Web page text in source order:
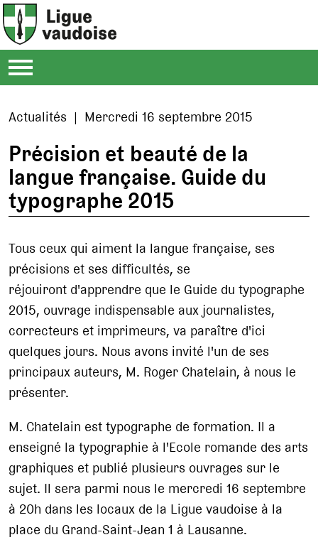
Actualités | Mercredi 16 septembre 2015
Précision et beauté de la
langue française. Guide du
typographe 2015
Tous ceux qui aiment la langue française, ses
précisions et ses difficultés, se
réjouiront d'apprendre que le Guide du typographe
2015, ouvrage indispensable aux journalistes,
correcteurs et imprimeurs, va paraître d'ici
quelques jours. Nous avons invité l'un de ses
principaux auteurs, M. Roger Chatelain, à nous le
présenter.
M. Chatelain est typographe de formation. Il a
enseigné la typographie à l'Ecole romande des arts
graphiques et publié plusieurs ouvrages sur le
sujet. Il sera parmi nous le mercredi 16 septembre
à 20h dans les locaux de la Ligue vaudoise à la
place du Grand-Saint-Jean 1 à Lausanne.